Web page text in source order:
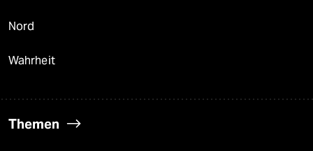
Nord
Wahrheit
Themen